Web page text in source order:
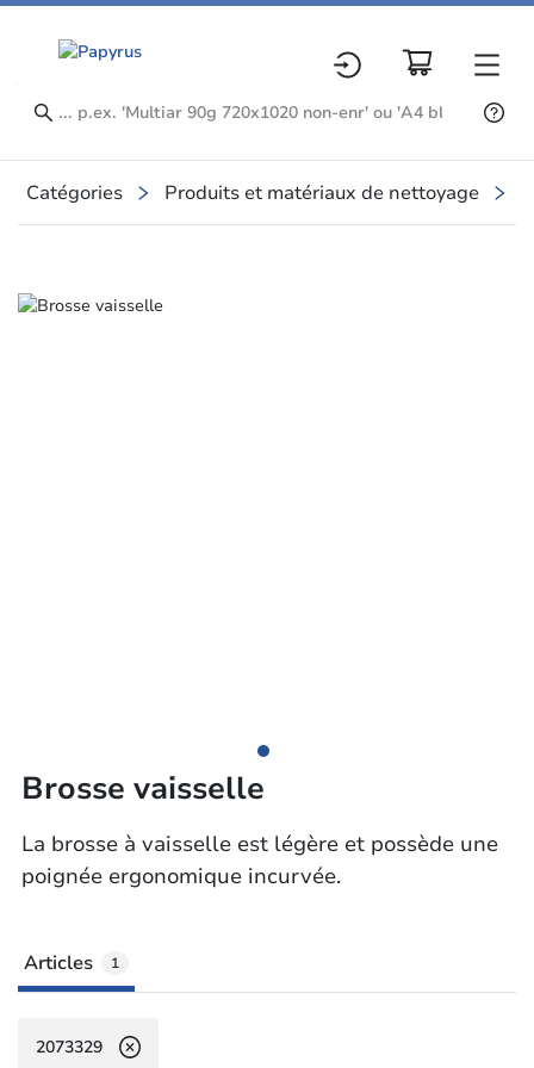
Catégories Produits et matériaux de nettoyage
Slide 1 of 1
Brosse vaisselle
La brosse à vaisselle est légère et possède une
poignée ergonomique incurvée.
Articles 1
2073329